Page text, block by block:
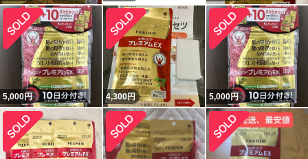
5,000円 4,300円 5,000円